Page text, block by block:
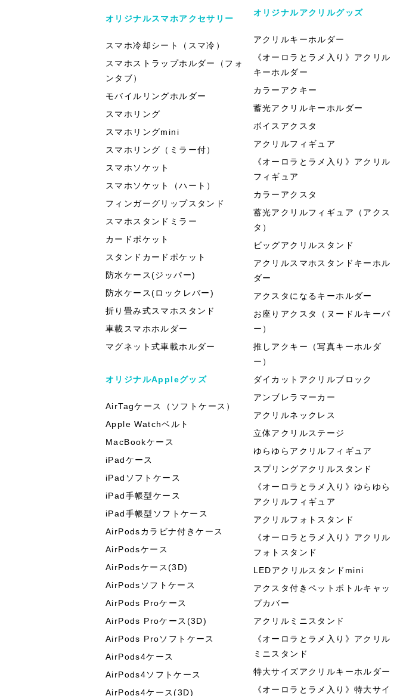
オリジナルスマホアクセサリー
スマホ冷却シート（スマ冷）
スマホストラップホルダー（フォ
ンタブ）
モバイルリングホルダー
スマホリング
スマホリングmini
スマホリング（ミラー付）
スマホソケット
スマホソケット（ハート）
フィンガーグリップスタンド
スマホスタンドミラー
カードポケット
スタンドカードポケット
防水ケース(ジッパー)
防水ケース(ロックレバー)
折り畳み式スマホスタンド
車載スマホホルダー
マグネット式車載ホルダー
オリジナルAppleグッズ
AirTagケース（ソフトケース）
Apple Watchベルト
MacBookケース
iPadケース
iPadソフトケース
iPad手帳型ケース
iPad手帳型ソフトケース
AirPodsカラビナ付きケース
AirPodsケース
AirPodsケース(3D)
AirPodsソフトケース
AirPods Proケース
AirPods Proケース(3D)
AirPods Proソフトケース
AirPods4ケース
AirPods4ソフトケース
AirPods4ケース(3D)
オリジナルアクリルグッズ
アクリルキーホルダー
《オーロラとラメ入り》アクリル
キーホルダー
カラーアクキー
蓄光アクリルキーホルダー
ボイスアクスタ
アクリルフィギュア
《オーロラとラメ入り》アクリル
フィギュア
カラーアクスタ
蓄光アクリルフィギュア（アクス
タ）
ビッグアクリルスタンド
アクリルスマホスタンドキーホル
ダー
アクスタになるキーホルダー
お座りアクスタ（ヌードルキーパ
ー）
推しアクキー（写真キーホルダ
ー）
ダイカットアクリルブロック
アンブレラマーカー
アクリルネックレス
立体アクリルステージ
ゆらゆらアクリルフィギュア
スプリングアクリルスタンド
《オーロラとラメ入り》ゆらゆら
アクリルフィギュア
アクリルフォトスタンド
《オーロラとラメ入り》アクリル
フォトスタンド
LEDアクリルスタンドmini
アクスタ付きペットボトルキャッ
プカバー
アクリルミニスタンド
《オーロラとラメ入り》アクリル
ミニスタンド
特大サイズアクリルキーホルダー
《オーロラとラメ入り》特大サイ